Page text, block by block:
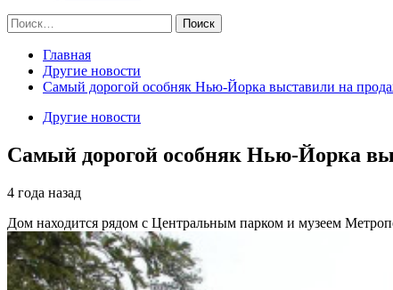
Найти:
Главная
Другие новости
Cамый дорогой особняк Нью-Йорка выставили на
Другие новости
Cамый дорогой особняк Нью-Йорка
4 года назад
Дом находится рядом с Центральным парком и музеем